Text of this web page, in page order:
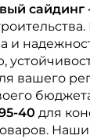
сайдинг
и
вашего
40 для